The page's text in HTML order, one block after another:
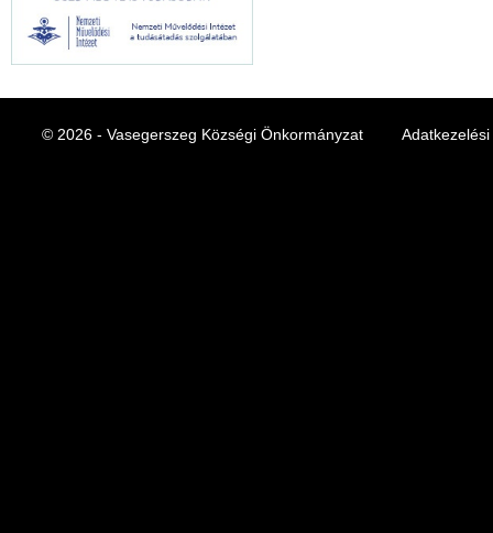
© 2026 - Vasegerszeg Községi Önkormányzat